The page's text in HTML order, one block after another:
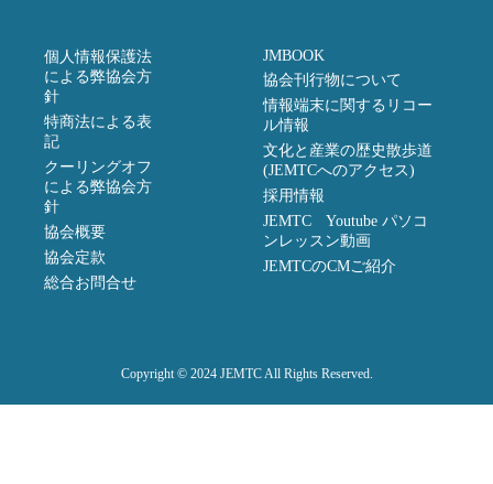
個人情報保護法
による弊協会方
針
特商法による表
記
クーリングオフ
による弊協会方
針
協会概要
協会定款
総合お問合せ
JMBOOK
協会刊行物について
情報端末に関するリコー
ル情報
文化と産業の歴史散歩道
(JEMTCへのアクセス)
採用情報
JEMTC Youtube パソコ
ンレッスン動画
JEMTCのCMご紹介
Copyright © 2024 JEMTC All Rights Reserved.